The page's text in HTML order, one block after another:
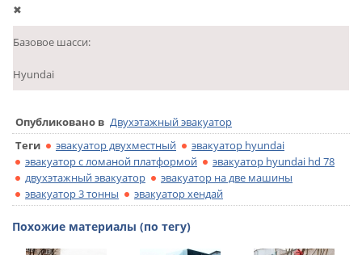
✖
Базовое шасси:
Hyundai
Опубликовано в Двухэтажный эвакуатор
Теги
эвакуатор двухместный
эвакуатор hyundai
эвакуатор с ломаной платформой
эвакуатор hyundai hd 78
двухэтажный эвакуатор
эвакуатор на две машины
эвакуатор 3 тонны
эвакуатор хендай
Похожие материалы (по тегу)